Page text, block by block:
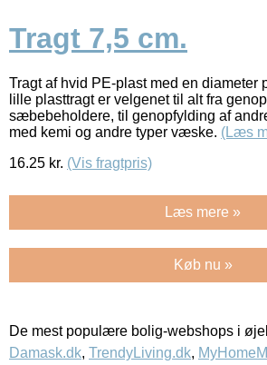
Tragt 7,5 cm.
Tragt af hvid PE-plast med en diameter
lille plasttragt er velgenet til alt fra
sæbebeholdere, til genopfylding af
med kemi og andre typer væske. (Læs
16.25 kr. (Vis fragtpris)
Læs mere »
Køb nu »
De mest populære bolig-webshops i
Damask.dk, TrendyLiving.dk,